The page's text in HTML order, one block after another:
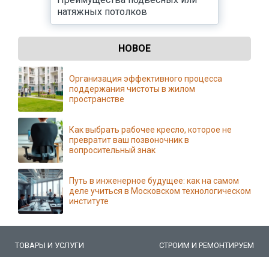
натяжных потолков
НОВОЕ
Организация эффективного процесса
поддержания чистоты в жилом
пространстве
Как выбрать рабочее кресло, которое не
превратит ваш позвоночник в
вопросительный знак
Путь в инженерное будущее: как на самом
деле учиться в Московском технологическом
институте
ТОВАРЫ И УСЛУГИ
СТРОИМ И РЕМОНТИРУЕМ